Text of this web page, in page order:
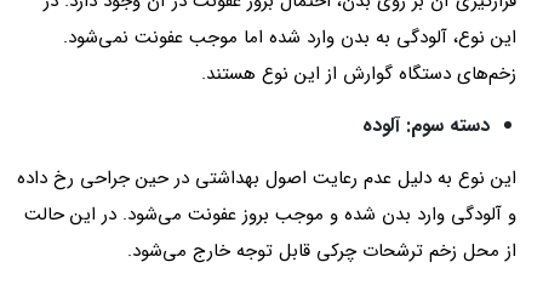
این نوع، آلودگی به بدن وارد شده اما موجب عفونت نمی‌شود.
زخم‌های دستگاه گوارش از این نوع هستند.
دسته سوم: آلوده
این نوع به دلیل عدم رعایت اصول بهداشتی در حین جراحی رخ داده
و آلودگی وارد بدن شده و موجب بروز عفونت می‌شود. در این حالت
از محل زخم ترشحات چرکی قابل توجه خارج می‌شود.